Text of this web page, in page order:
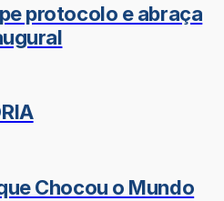
protocolo e abraça
Chocou o Mundo